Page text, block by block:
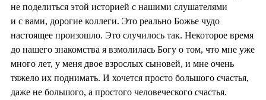
не поделиться этой историей с нашими слушателями
и с вами, дорогие коллеги. Это реально Божье чудо
настоящее произошло. Это случилось так. Некоторое время
до нашего знакомства я взмолилась Богу о том, что мне уже
много лет, у меня двое взрослых сыновей, и мне очень
тяжело их поднимать. И хочется просто большого счастья,
даже не большого, а простого человеческого счастья.